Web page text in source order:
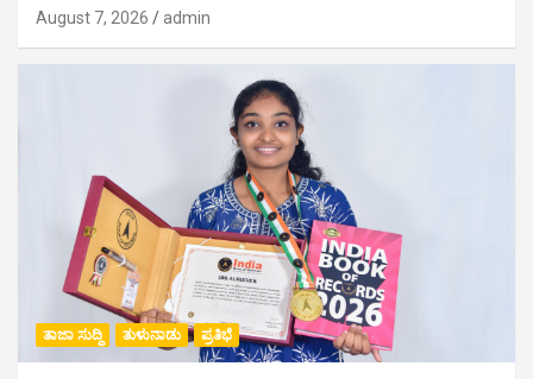
August 7, 2026 admin
ತಾಜಾ ಸುದ್ದಿ ತುಳುನಾಡು ಪ್ರತಿಭೆ